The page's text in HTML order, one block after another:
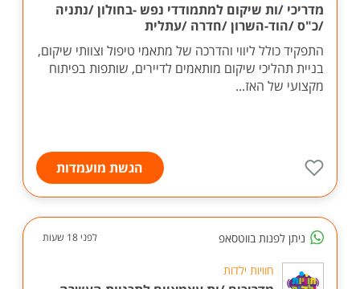
מדריכי /ות שיקום למתמודדי נפש -בחולון /נתניה
/כ"ס /הוד-השרון /חדרה /עתלית
התפקיד כולל ליווי והדרכה של מתאמי טיפול וצוותי שיקום,
בניית תהליכי שיקום מותאמים לדיירים, שותפות בפיתוח
מקצועי של האז...
הגשת מועמדות
ניתן לפנות בווטסאפ לפני 18 שעות
חוויות ילדות